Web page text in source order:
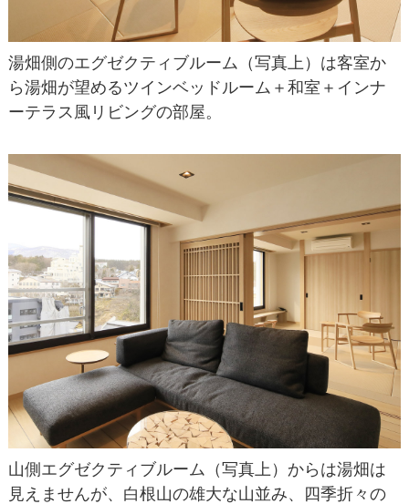
湯畑側のエグゼクティブルーム（写真上）は客室か
ら湯畑が望めるツインベッドルーム＋和室＋インナ
ーテラス風リビングの部屋。
山側エグゼクティブルーム（写真上）からは湯畑は
見えませんが、白根山の雄大な山並み、四季折々の